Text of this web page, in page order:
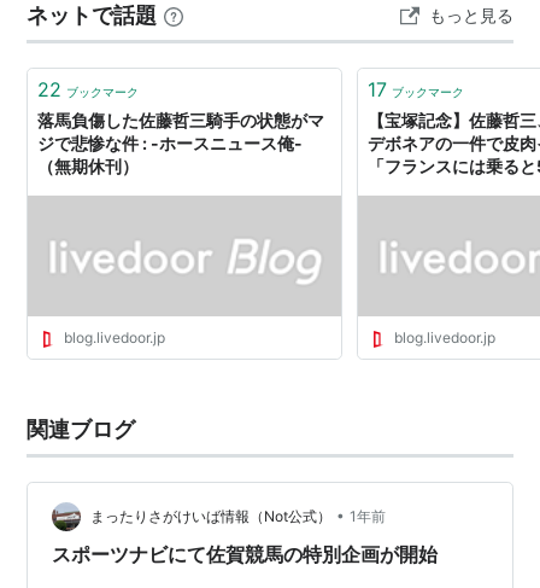
マイネルレーニア（2008年スワンS）
エスポワールシチー（2009年ジャパンカップダー
ト、2010年フェブラリーS、2009年・2010年・
2012年かしわ記念、2009年・2012年マイルチャン
ピオンシップ南部杯など）
日新聞杯）
（デビュー2戦目まで騎乗、落馬負傷のため武
豊に乗り替わり）
ない佐賀競馬場の攻略法など、見ごたえたっぷりの28分
間。 12日（金）の…
ネットで話題 もっと見る
22 ブックマーク
落馬負傷した佐藤哲三騎手の状態がマ
ジで悲惨な件 : -ホースニュース俺-
（無期休刊）
blog.livedoor.jp
17 ブックマーク
【宝塚記念】佐藤哲
デボネアの一件で皮
「フランスには乗る
blog.livedoor.jp
関連ブログ
まったりさがけいば情報（Not公式） • 1年前
スポーツナビにて佐賀競馬の特別企画が開始